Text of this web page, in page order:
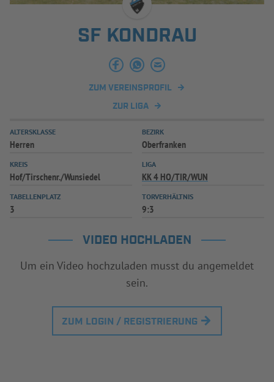
INFOTHEK SPIELPLUS
SF KONDRAU
ZUM VEREINSPROFIL
ZUR LIGA
ALTERSKLASSE
Herren
BEZIRK
Oberfranken
KREIS
Hof/Tirschenr./Wunsiedel
LIGA
KK 4 HO/TIR/WUN
TABELLENPLATZ
3
TORVERHÄLTNIS
9:3
VIDEO HOCHLADEN
Um ein Video hochzuladen musst du angemeldet
sein.
ZUM LOGIN / REGISTRIERUNG